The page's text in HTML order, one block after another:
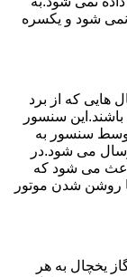
شود و یکسره
هایی که از برد
سنسور
سنسور به
می شود.در
می شود که
روشن شدن موتور
یخچال به هر